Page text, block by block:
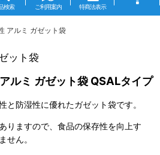
検索 ご利用案内 特商法表示
アルミ ガゼット袋
ット袋
ルミ ガゼット袋 QSALタイプ
と防湿性に優れたガゼット袋です。
りますので、食品の保存性を向上す
せん。